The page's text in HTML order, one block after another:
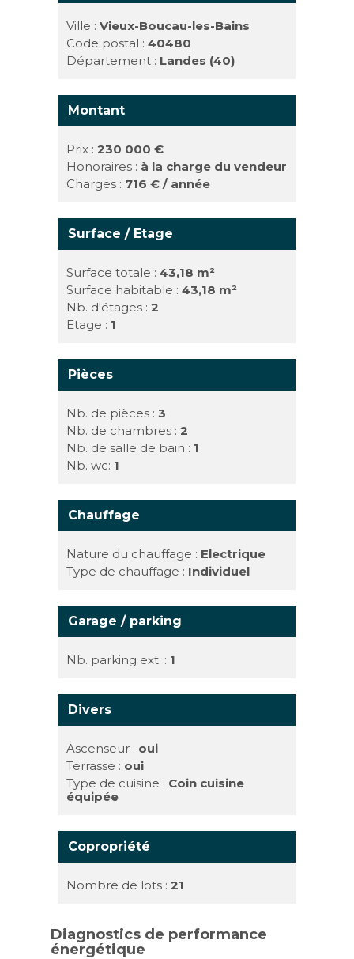
Ville :Vieux-Boucau-les-Bains
Code postal :40480
Département : Landes (40)
Montant
Prix :230 000 €
Honoraires : à la charge du vendeur
Charges : 716 € / année
Surface / Etage
Surface totale :43,18 m²
Surface habitable :43,18 m²
Nb. d'étages :2
Etage : 1
Pièces
Nb. de pièces :3
Nb. de chambres :2
Nb. de salle de bain : 1
Nb. wc: 1
Chauffage
Nature du chauffage : Electrique
Type de chauffage : Individuel
Garage / parking
Nb. parking ext. : 1
Divers
Ascenseur : oui
Terrasse : oui
Type de cuisine : Coin cuisine
équipée
Copropriété
Nombre de lots :21
Diagnostics de performance
énergétique